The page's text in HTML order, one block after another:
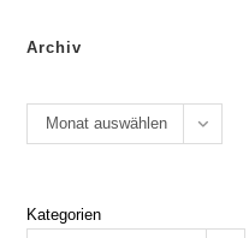
Archiv
Monat auswählen
Kategorien